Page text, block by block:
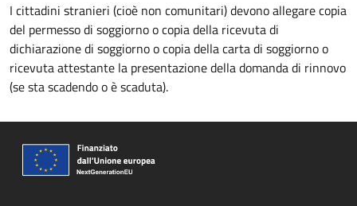
I cittadini stranieri (cioè non comunitari) devono allegare copia
del permesso di soggiorno o copia della ricevuta di
dichiarazione di soggiorno o copia della carta di soggiorno o
ricevuta attestante la presentazione della domanda di rinnovo
(se sta scadendo o è scaduta).